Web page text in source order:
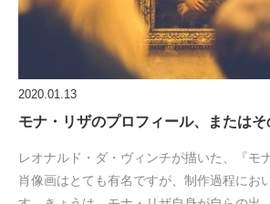
2020.01.13
モナ・リザのプロフィール、またはそ
レオナルド・ダ・ヴィンチが描いた、『モ
肖像画はとても有名ですが、制作過程にお